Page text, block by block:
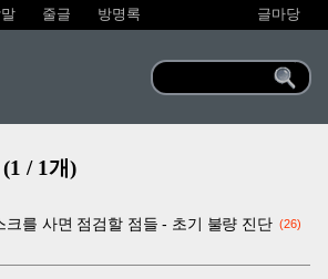
줄글 방명록 글마당
/ 1개)
크를 사면 점검할 점들 - 초기 불량 진단 26